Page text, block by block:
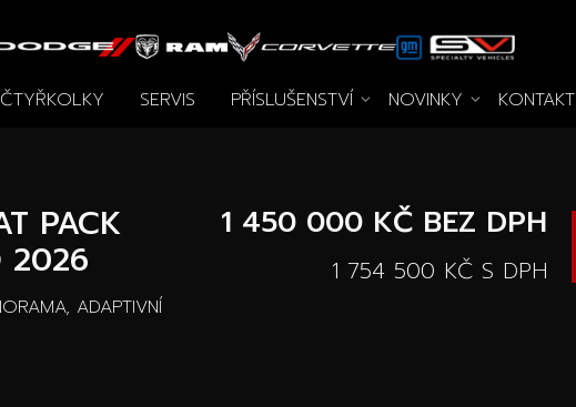
ČTYŘKOLKY SERVIS PŘÍSLUŠENSTVÍ NOVINKY KONTAKT
PACK
2026
ADAPTIVNÍ
1 450 000 KČ BEZ DPH
1 754 500 KČ S DPH